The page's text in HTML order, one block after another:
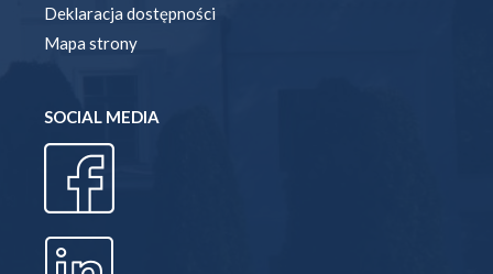
Deklaracja dostępności
Mapa strony
SOCIAL MEDIA